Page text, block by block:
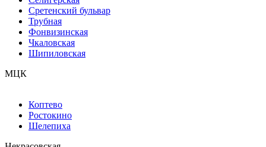
Сретенский бульвар
Трубная
Фонвизинская
Чкаловская
Шипиловская
МЦК
Коптево
Ростокино
Шелепиха